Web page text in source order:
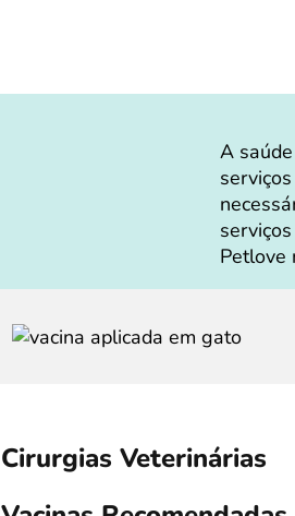
A
Petlove
Cirurgias Veterinárias